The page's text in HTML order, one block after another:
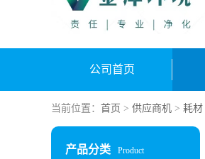
公司首页
当前位置： 首页 > 供应商机 > 耗材
产品分类 Product